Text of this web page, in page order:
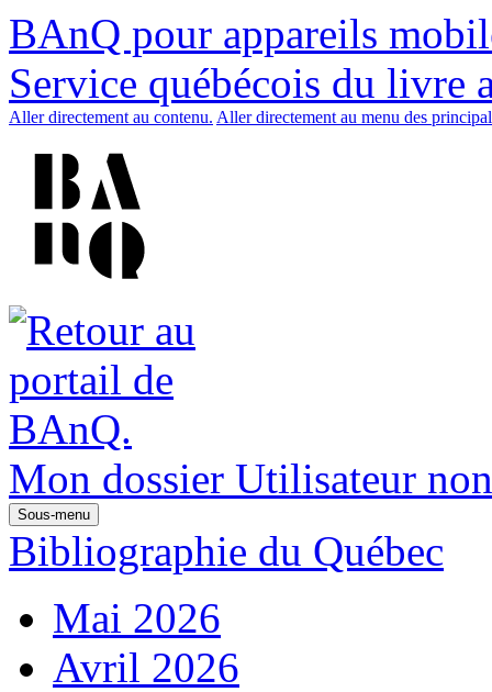
BAnQ pour appareils
Service québécois du livre
Aller directement au contenu. Aller directement au menu des
Mon dossier Utilisateur
Sous-menu
Bibliographie du Québec
Mai 2026
Avril 2026